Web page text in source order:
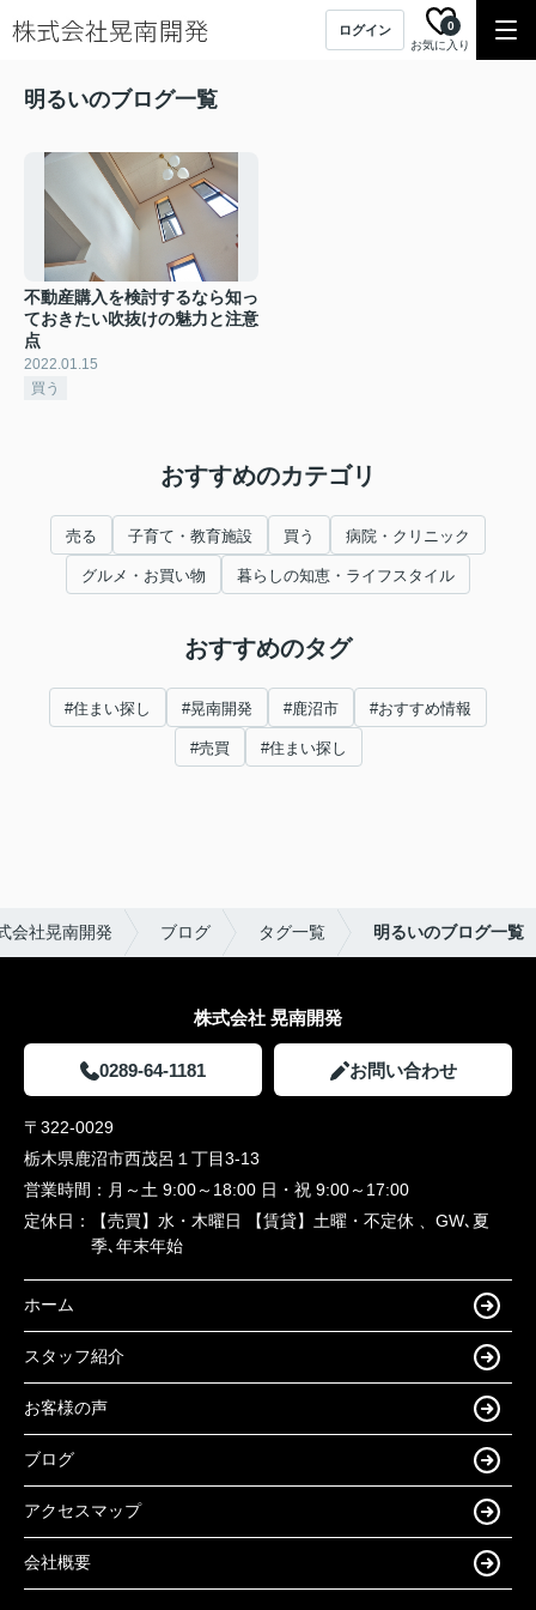
ログイン
お気に入り
0
明るいのブログ一覧
不動産購入を検討するなら知っ
ておきたい吹抜けの魅力と注意
点
2022.01.15
買う
おすすめのカテゴリ
売る 子育て・教育施設 買う 病院・クリニック
グルメ・お買い物 暮らしの知恵・ライフスタイル
おすすめのタグ
#住まい探し #晃南開発 #鹿沼市 #おすすめ情報
#売買 #住まい探し
会社晃南開発 ブログ タグ一覧 明るいのブログ一覧
株式会社 晃南開発
0289-64-1181 お問い合わせ
〒322-0029
栃木県鹿沼市西茂呂１丁目3-13
営業時間： 月～土 9:00～18:00 日・祝 9:00～17:00
定休日：
【売買】水・木曜日 【賃貸】土曜・不定休 、GW､夏
季､年末年始
ホーム
スタッフ紹介
お客様の声
ブログ
アクセスマップ
会社概要